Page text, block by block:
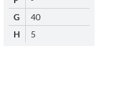
G
40
H
5